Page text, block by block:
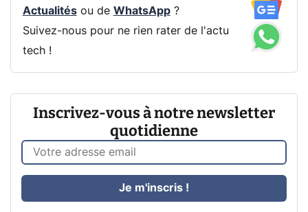
Actualitésou de WhatsApp?
Suivez-nous pour ne rien rater de l'actu
tech !
Inscrivez-vous à notre newsletter
quotidienne
Je m'inscris !